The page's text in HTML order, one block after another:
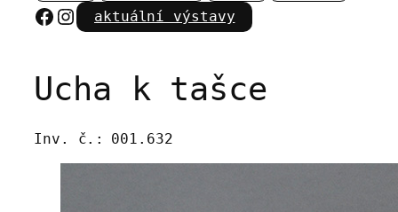
Facebook
Instagram
aktuální výstavy
Ucha k tašce
Inv. č.: 001.632